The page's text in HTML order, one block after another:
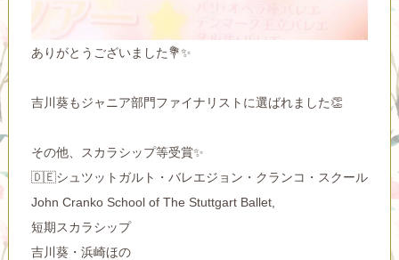
ありがとうございました💐✨
吉川葵もジャニア部門ファイナリストに選ばれました👏
その他、スカラシップ等受賞✨
🇩🇪シュツットガルト・バレエジョン・クランコ・スクール
John Cranko School of The Stuttgart Ballet,
短期スカラシップ
吉川葵・浜崎ほの